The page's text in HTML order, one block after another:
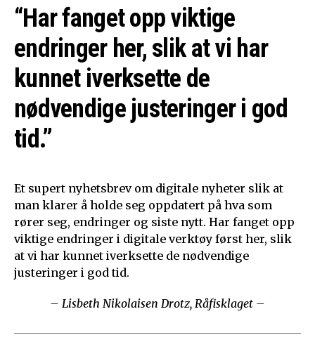
“Har fanget opp viktige
endringer her, slik at vi har
kunnet iverksette de
nødvendige justeringer i god
tid.”
Et supert nyhetsbrev om digitale nyheter slik at
man klarer å holde seg oppdatert på hva som
rører seg, endringer og siste nytt. Har fanget opp
viktige endringer i digitale verktøy først her, slik
at vi har kunnet iverksette de nødvendige
justeringer i god tid.
– Lisbeth Nikolaisen Drotz, Råfisklaget –